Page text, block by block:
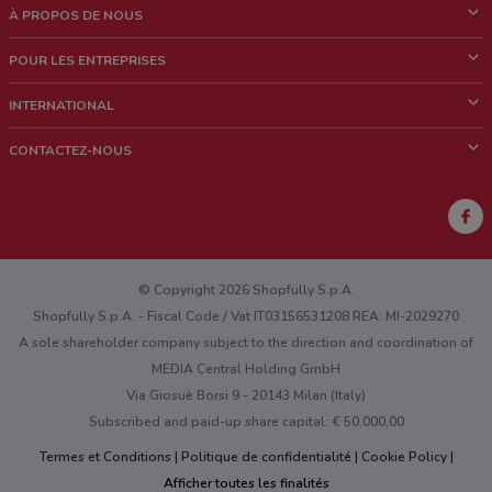
À PROPOS DE NOUS
News & Médias
POUR LES ENTREPRISES
Contacts commerciaux et/ou marketing
INTERNATIONAL
CONTACTEZ-NOUS
Vous rencontrez un problème technique sur l’appli ou le site?
© Copyright 2026 Shopfully S.p.A.
Shopfully S.p.A. - Fiscal Code / Vat IT03156531208 REA: MI-2029270
A sole shareholder company subject to the direction and coordination of
MEDIA Central Holding GmbH
Via Giosuè Borsi 9 - 20143 Milan (Italy)
Subscribed and paid-up share capital: € 50.000,00
Termes et Conditions
Politique de confidentialité
Cookie Policy
Afficher toutes les finalités